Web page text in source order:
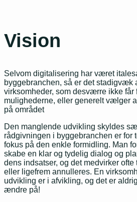
Vision
Selvom digitalisering har været
byggebranchen, så er det stadigvæk
virksomheder, som desværre ikke får
mulighederne, eller generelt vælger
på området
Den manglende udvikling skyldes
rådgivningen i byggebranchen er for
fokus på den enkle formidling. Man
skabe en klar og tydelig dialog og
dens indsatser, og det medvirker
eller ligefrem annulleres. En
udvikling er i afvikling, og det er
ændre på!